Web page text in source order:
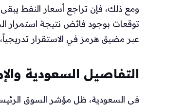
ومع ذلك، فإن تراجع أسعار النفط
توقعات بوجود فائض نتيجة استمرار
عبر مضيق هرمز في الاستقرار
التفاصيل السعودية
في السعودية، ظل مؤشر السوق